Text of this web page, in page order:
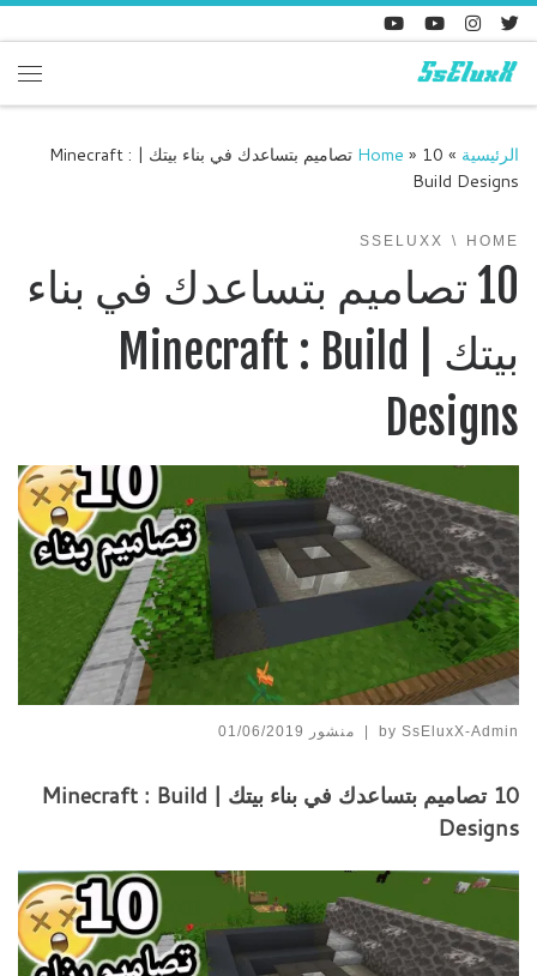
Skip to content
الرئيسية »
Home »
10 تصاميم بتساعدك في بناء بيتك | Minecraft :
Build Designs
HOME
SSELUXX
10 تصاميم بتساعدك في بناء
بيتك | Minecraft : Build
Designs
by SsEluxX-Admin
| منشور 01/06/2019
10 تصاميم بتساعدك في بناء بيتك | Minecraft : Build
Designs